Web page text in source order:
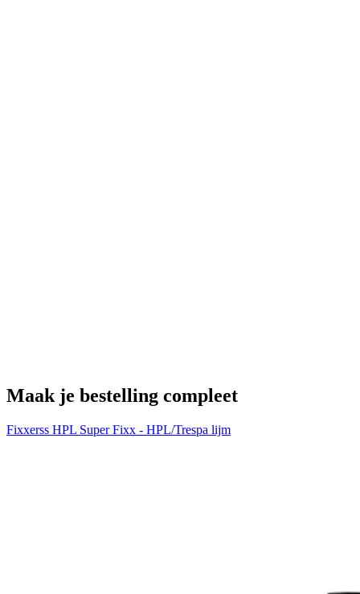
Maak je bestelling compleet
Fixxerss HPL Super Fixx - HPL/Trespa lijm